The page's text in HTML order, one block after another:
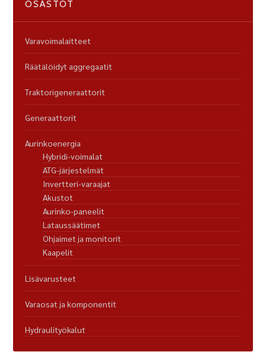
OSASTOT
Varavoimalaitteet
Räätälöidyt aggregaatit
Traktorigeneraattorit
Generaattorit
Aurinkoenergia
Hybridi-voimalat
ATG-järjestelmät
Invertteri-varaajat
Akustot
Aurinko-paneelit
Lataussäätimet
Ohjaimet ja monitorit
Kaapelit
Lisävarusteet
Varaosat ja komponentit
Hydraulityökalut